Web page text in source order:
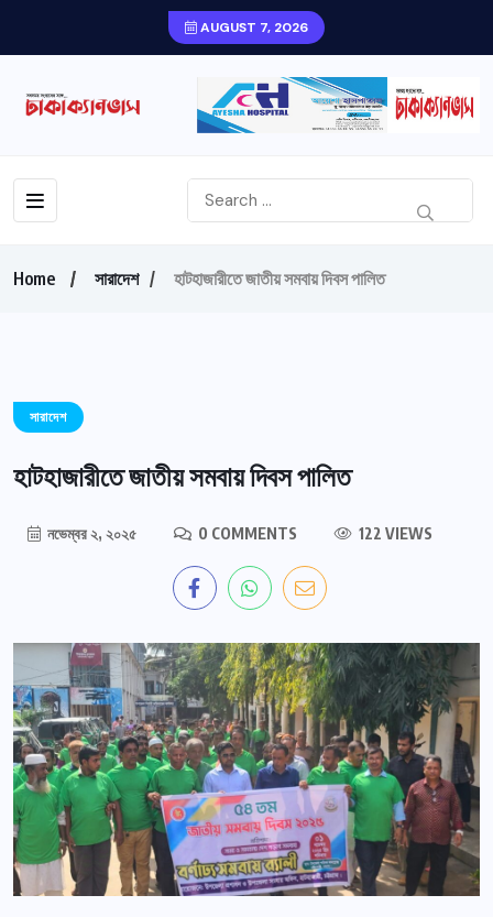
AUGUST 7, 2026
Home সারাদেশ হাটহাজারীতে জাতীয় সমবায় দিবস পালিত
সারাদেশ
হাটহাজারীতে জাতীয় সমবায় দিবস পালিত
নভেম্বর ২, ২০২৫ 0 COMMENTS 122 VIEWS